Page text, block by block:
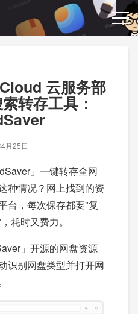
云服务部
转存工具：
4月25日
」一键转存全网
种情况？网上找到的资
台，每次保存都要"复
耗时又费力。
」开源的网盘资源
识别网盘类型并打开网